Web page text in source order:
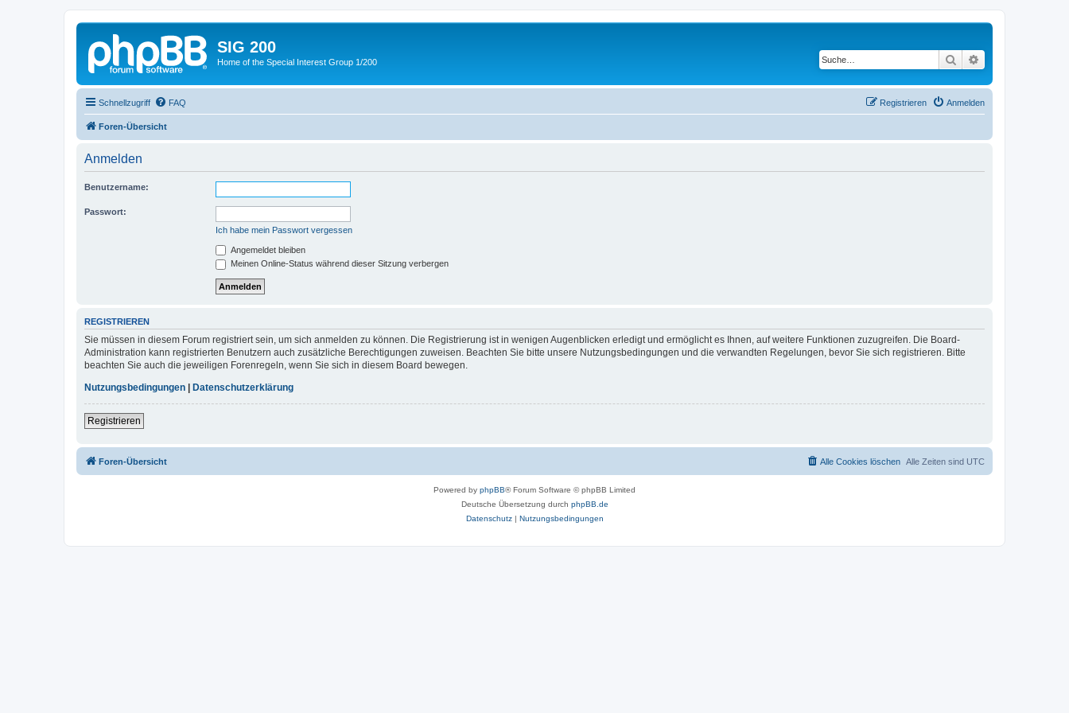
SIG 200
Home of the Special Interest Group 1/200 Suche
Schnellzugriff FAQ Anmelden
Registrieren
Foren-Übersicht
Anmelden
Benutzername:
Passwort:
Ich habe mein Passwort vergessen
Angemeldet bleiben
Meinen Online-Status während dieser Sitzung verbergen
REGISTRIEREN
Sie müssen in diesem Forum registriert sein, um sich anmelden zu können. Die Registrierung ist in wenigen Augenblicken erledigt und ermöglicht es Ihnen, auf weitere Funktionen zuzugreifen. Die Board-
Administration kann registrierten Benutzern auch zusätzliche Berechtigungen zuweisen. Beachten Sie bitte unsere Nutzungsbedingungen und die verwandten Regelungen, bevor Sie sich registrieren. Bitte
beachten Sie auch die jeweiligen Forenregeln, wenn Sie sich in diesem Board bewegen.
Nutzungsbedingungen
Datenschutzerklärung
Registrieren
Foren-Übersicht Alle Zeiten sind UTC
Alle Cookies löschen
Powered by phpBB® Forum Software © phpBB Limited
Deutsche Übersetzung durch phpBB.de
Datenschutz| Nutzungsbedingungen